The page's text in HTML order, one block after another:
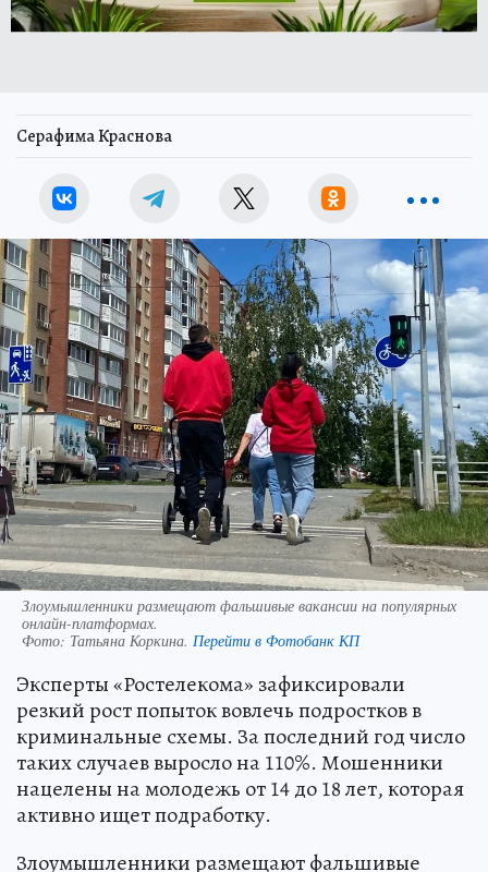
Серафима Краснова
Злоумышленники размещают фальшивые вакансии на популярных
онлайн-платформах.
Фото: Татьяна Коркина. Перейти в Фотобанк КП
Эксперты «Ростелекома» зафиксировали
резкий рост попыток вовлечь подростков в
криминальные схемы. За последний год число
таких случаев выросло на 110%. Мошенники
нацелены на молодежь от 14 до 18 лет, которая
активно ищет подработку.
Злоумышленники размещают фальшивые